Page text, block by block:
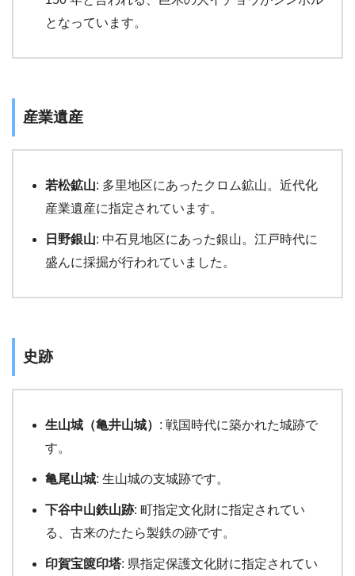
となっています。
産業遺産
若松鉱山: 多里地区にあったクロム鉱山。近代化
産業遺産に指定されています。
日野銀山: 中石見地区にあった銀山。江戸時代に
盛んに採掘が行われていました。
史跡
生山城（亀井山城） : 戦国時代に築かれた城跡で
す。
亀尾山城: 生山城の支城跡です。
下谷中山鉄山跡: 町指定文化財に指定されてい
る、古来のたたら製鉄の跡です。
印賀宝篋印塔: 県指定保護文化財に指定されてい